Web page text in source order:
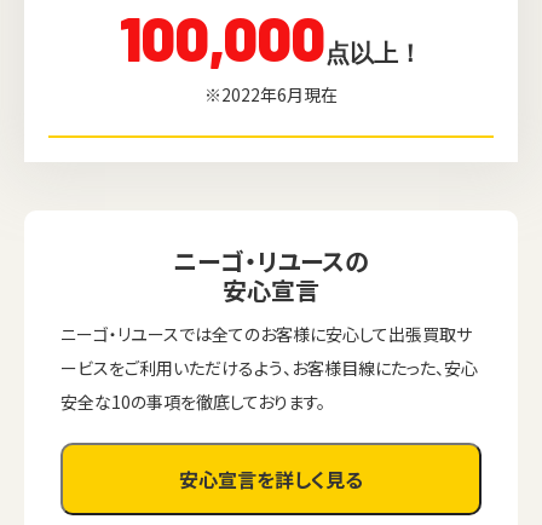
100,000点以上！
※2022年6月現在
ニーゴ・リユースの
安心宣言
ニーゴ・リユースでは全てのお客様に安心して出張買取サ
ービスをご利用いただけるよう、お客様目線にたった、安心
安全な10の事項を徹底しております。
安心宣言を詳しく見る